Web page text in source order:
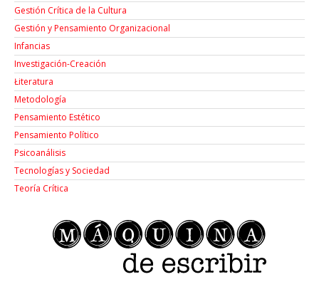
Gestión Crítica de la Cultura
Gestión y Pensamiento Organizacional
Infancias
Investigación-Creación
Łiteratura
Metodología
Pensamiento Estético
Pensamiento Político
Psicoanálisis
Tecnologías y Sociedad
Teoría Crítica